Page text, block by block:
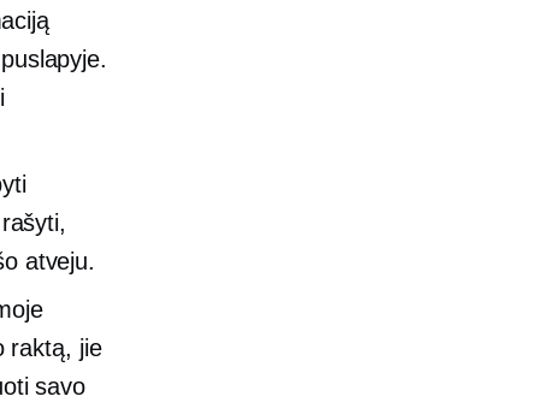
atveju.
raktą, jie
savo